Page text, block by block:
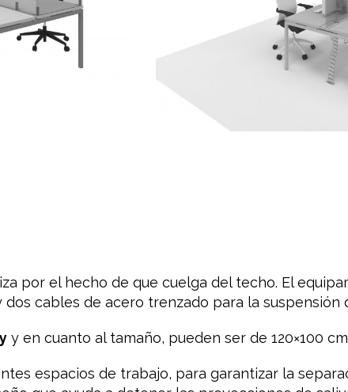
por el hecho de que cuelga del techo. El
cables de acero trenzado para la suspensión
y en cuanto al tamaño, pueden ser de 120×100
espacios de trabajo, para garantizar la